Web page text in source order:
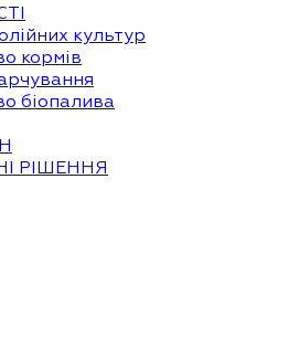
культур
кормів
біопалива
РІШЕННЯ